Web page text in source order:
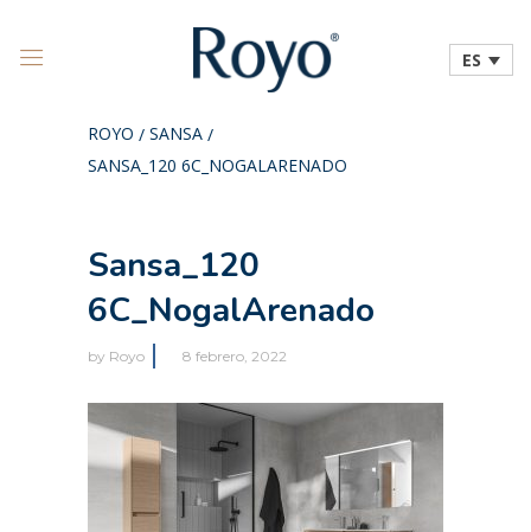
ES
ROYO / SANSA /
SANSA_120 6C_NOGALARENADO
Sansa_120
6C_NogalArenado
by Royo 8 febrero, 2022